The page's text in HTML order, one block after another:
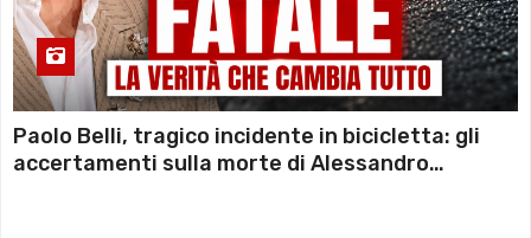
Paolo Belli, tragico incidente in bicicletta: gli
accertamenti sulla morte di Alessandro